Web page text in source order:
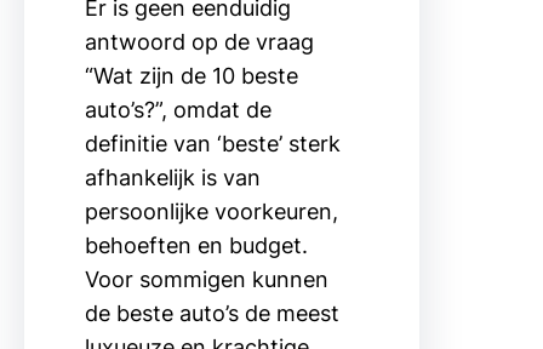
Er is geen eenduidig
antwoord op de vraag
“Wat zijn de 10 beste
auto’s?”, omdat de
definitie van ‘beste’ sterk
afhankelijk is van
persoonlijke voorkeuren,
behoeften en budget.
Voor sommigen kunnen
de beste auto’s de meest